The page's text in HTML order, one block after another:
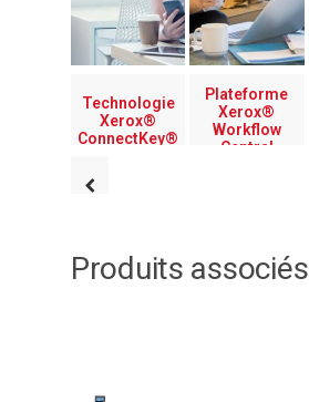
Technologie
Xerox®
ConnectKey®
Plateforme
Xerox®
Workflow
Central
Produits associés